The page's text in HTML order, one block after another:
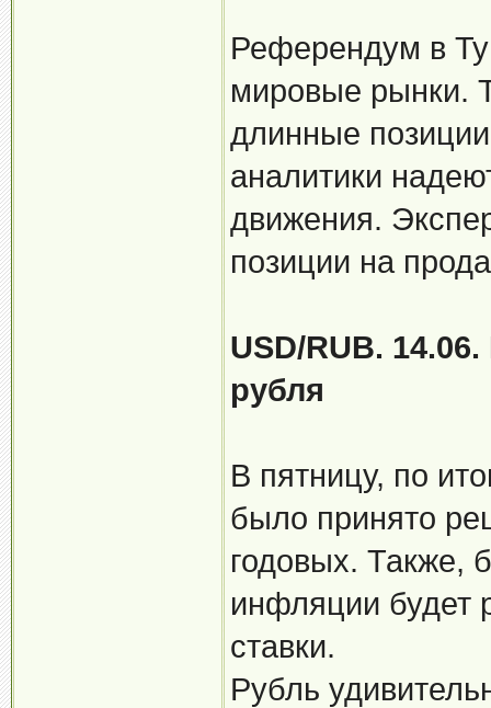
Референдум в
мировые рынки.
длинные
аналитики
движения.
позиции на
USD/RUB.
рубля
В пятницу, по
было принято
годовых. Также,
инфляции будет
ставки.
Рубль